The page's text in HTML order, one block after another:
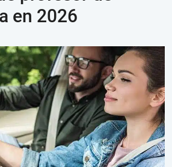
en 2026